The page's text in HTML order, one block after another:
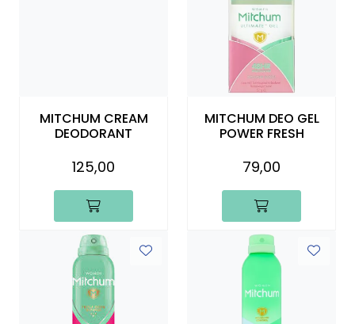
MITCHUM CREAM
DEODORANT
125,00
MITCHUM DEO GEL
POWER FRESH
79,00